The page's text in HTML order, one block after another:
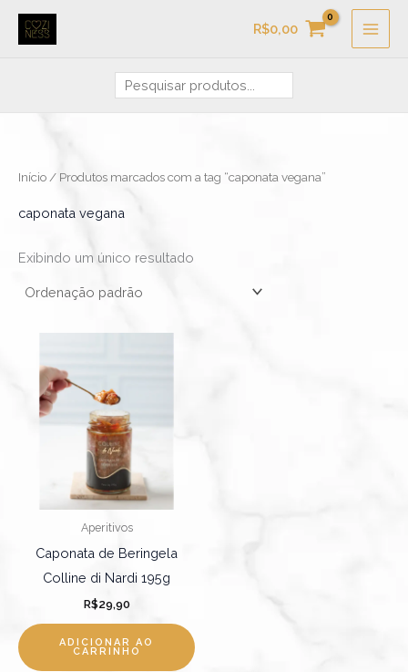
para
R$0,00
Início/ Produtos marcados com a tag “caponata vegana”
caponata vegana
Exibindo um único resultado
Aperitivos
Caponata de Beringela
Colline di Nardi 195g
R$29,90
ADICIONAR AO
CARRINHO